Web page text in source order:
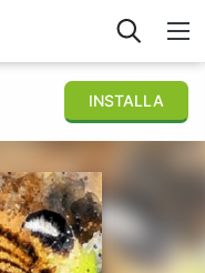
INSTALLA